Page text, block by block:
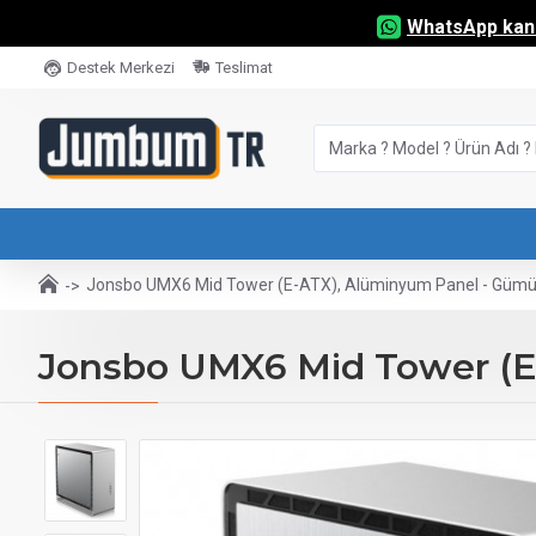
WhatsApp
Destek Merkezi Teslimat
Jonsbo UMX6 Mid Tower (E-ATX), Alüminyum Panel -
Jonsbo UMX6 Mid Tower